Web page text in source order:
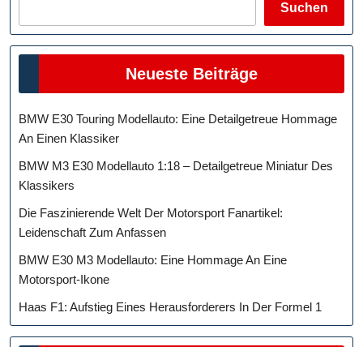
Suchen
Neueste Beiträge
BMW E30 Touring Modellauto: Eine Detailgetreue Hommage
An Einen Klassiker
BMW M3 E30 Modellauto 1:18 – Detailgetreue Miniatur Des
Klassikers
Die Faszinierende Welt Der Motorsport Fanartikel:
Leidenschaft Zum Anfassen
BMW E30 M3 Modellauto: Eine Hommage An Eine
Motorsport-Ikone
Haas F1: Aufstieg Eines Herausforderers In Der Formel 1